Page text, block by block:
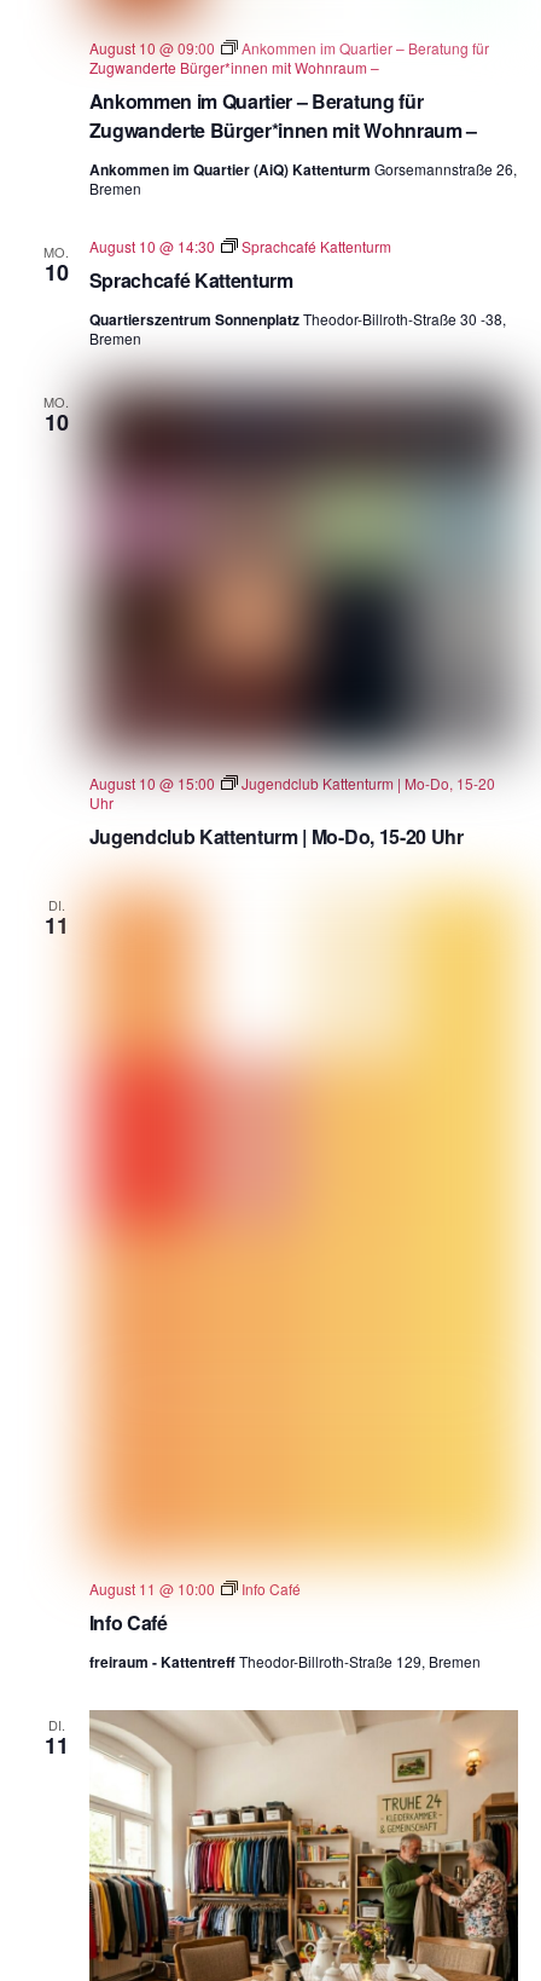
Ankommen im Quartier – Beratung für
Zugwanderte Bürger*innen mit Wohnraum –
August 10 @ 09:00
Ankommen im Quartier – Beratung für
Zugwanderte Bürger*innen mit Wohnraum –
Ankommen im Quartier (AiQ) Kattenturm Gorsemannstraße 26,
Bremen
MO.
10 Sprachcafé Kattenturm
August 10 @ 14:30 Sprachcafé Kattenturm
Quartierszentrum SonnenplatzTheodor-Billroth-Straße 30 -38,
Bremen
MO.
10
Jugendclub Kattenturm | Mo-Do, 15-20 Uhr
August 10 @ 15:00
Jugendclub Kattenturm | Mo-Do, 15-20
Uhr
DI.
11
Info Café
August 11 @ 10:00 Info Café
freiraum - KattentreffTheodor-Billroth-Straße 129, Bremen
DI.
11